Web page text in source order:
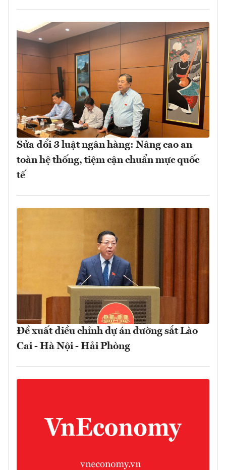
Sửa đổi 3 luật ngân hàng: Nâng cao an
toàn hệ thống, tiệm cận chuẩn mực quốc
tế
Đề xuất điều chỉnh dự án đường sắt Lào
Cai - Hà Nội - Hải Phòng